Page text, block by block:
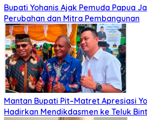
Bupati Yohanis Ajak Pemuda Papua
Perubahan dan Mitra Pembangunan
Mantan Bupati Pit–Matret Apresiasi
Hadirkan Mendikdasmen ke Teluk